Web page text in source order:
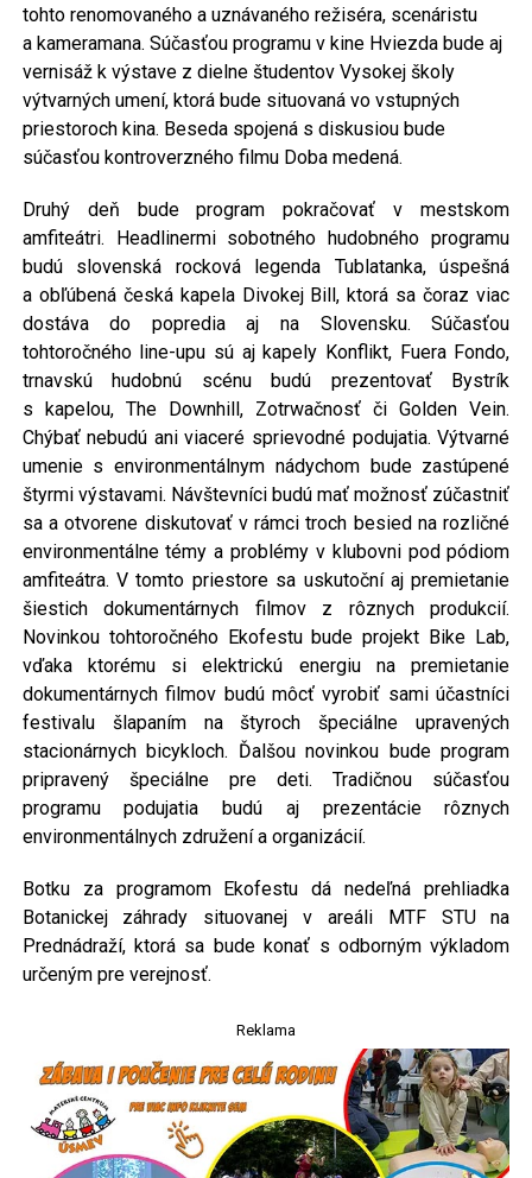
tohto renomovaného a uznávaného režiséra, scenáristu
a kameramana. Súčasťou programu v kine Hviezda bude aj
vernisáž k výstave z dielne študentov Vysokej školy
výtvarných umení, ktorá bude situovaná vo vstupných
priestoroch kina. Beseda spojená s diskusiou bude
súčasťou kontroverzného filmu Doba medená.
Druhý deň bude program pokračovať v mestskom
amfiteátri. Headlinermi sobotného hudobného programu
budú slovenská rocková legenda Tublatanka, úspešná
a obľúbená česká kapela Divokej Bill, ktorá sa čoraz viac
dostáva do popredia aj na Slovensku. Súčasťou
tohtoročného line-upu sú aj kapely Konflikt, Fuera Fondo,
trnavskú hudobnú scénu budú prezentovať Bystrík
s kapelou, The Downhill, Zotrwačnosť či Golden Vein.
Chýbať nebudú ani viaceré sprievodné podujatia. Výtvarné
umenie s environmentálnym nádychom bude zastúpené
štyrmi výstavami. Návštevníci budú mať možnosť zúčastniť
sa a otvorene diskutovať v rámci troch besied na rozličné
environmentálne témy a problémy v klubovni pod pódiom
amfiteátra. V tomto priestore sa uskutoční aj premietanie
šiestich dokumentárnych filmov z rôznych produkcií.
Novinkou tohtoročného Ekofestu bude projekt Bike Lab,
vďaka ktorému si elektrickú energiu na premietanie
dokumentárnych filmov budú môcť vyrobiť sami účastníci
festivalu šlapaním na štyroch špeciálne upravených
stacionárnych bicykloch. Ďalšou novinkou bude program
pripravený špeciálne pre deti. Tradičnou súčasťou
programu podujatia budú aj prezentácie rôznych
environmentálnych združení a organizácií.
Botku za programom Ekofestu dá nedeľná prehliadka
Botanickej záhrady situovanej v areáli MTF STU na
Prednádraží, ktorá sa bude konať s odborným výkladom
určeným pre verejnosť.
Reklama